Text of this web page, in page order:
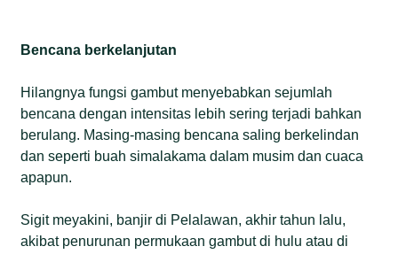
Bencana berkelanjutan
Hilangnya fungsi gambut menyebabkan sejumlah
bencana dengan intensitas lebih sering terjadi bahkan
berulang. Masing-masing bencana saling berkelindan
dan seperti buah simalakama dalam musim dan cuaca
apapun.
Sigit meyakini, banjir di Pelalawan, akhir tahun lalu,
akibat penurunan permukaan gambut di hulu atau di